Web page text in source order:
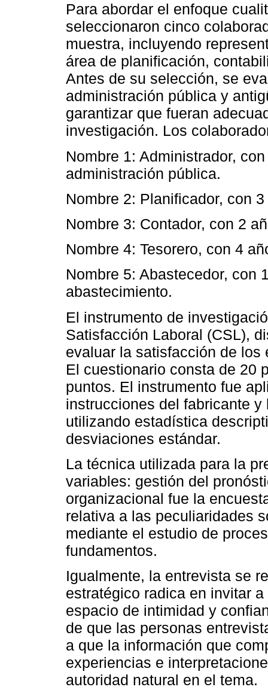
Para abordar el enfoque
seleccionaron cinco
muestra, incluyendo
área de planificación,
Antes de su selección, se
administración pública y
garantizar que fueran
investigación. Los
Nombre 1: Administrador,
administración pública.
Nombre 2: Planificador, con
Nombre 3: Contador, con 2
Nombre 4: Tesorero, con 4
Nombre 5: Abastecedor, con
abastecimiento.
El instrumento de
Satisfacción Laboral (CSL),
evaluar la satisfacción de
El cuestionario consta de 20
puntos. El instrumento fue
instrucciones del fabricante
utilizando estadística
desviaciones estándar.
La técnica utilizada para la
variables: gestión del
organizacional fue la
relativa a las peculiaridades
mediante el estudio de
fundamentos.
Igualmente, la entrevista se
estratégico radica en invitar
espacio de intimidad y
de que las personas
a que la información que
experiencias e
autoridad natural en el tema.